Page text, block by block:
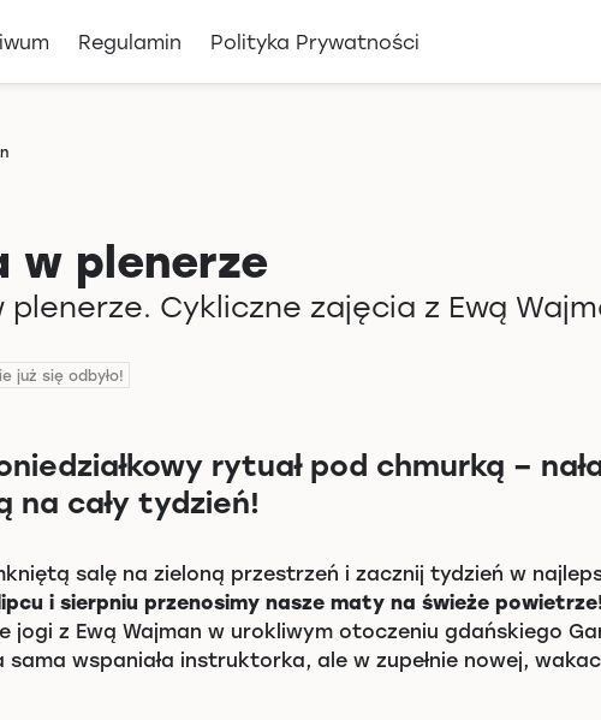
Regulamin Polityka Prywatności
w plenerze
plenerze. Cykliczne zajęcia z Ewą
już się odbyło!
rytuał pod chmurką –
na cały tydzień!
salę na zieloną przestrzeń i zacznij tydzień w
i sierpniu przenosimy nasze maty na świeże
jogi z Ewą Wajman w urokliwym otoczeniu gdańskiego
wspaniała instruktorka, ale w zupełnie nowej,